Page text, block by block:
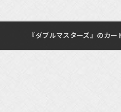
『ダブルマスターズ』のカー